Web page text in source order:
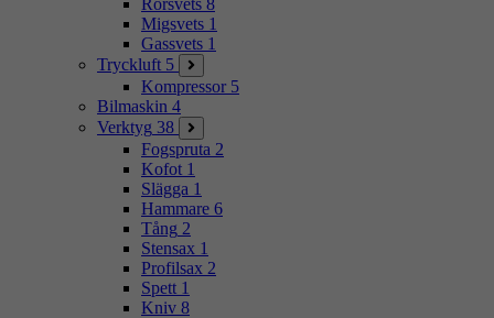
Rörsvets 8
Migsvets 1
Gassvets 1
Tryckluft 5
Kompressor 5
Bilmaskin 4
Verktyg 38
Fogspruta 2
Kofot 1
Slägga 1
Hammare 6
Tång 2
Stensax 1
Profilsax 2
Spett 1
Kniv 8